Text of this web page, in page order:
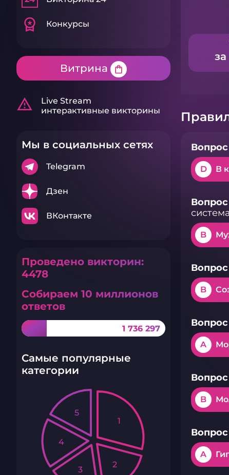
workspace_premium Конкурсы
Витрина shopping_bag
warning_amber
Live Stream
интерактивные викторины
Мы в социальных сетях
Telegram
Дзен
ВКонтакте
Проведено викторин:
4478
Собираем 10 миллионов
ответов
1 736 297
Самые популярные
категории
1
2
3
4
5
Вопрос
D В
Вопрос
B
Вопрос
B
Вопрос
A
Вопрос
B
Вопрос
A